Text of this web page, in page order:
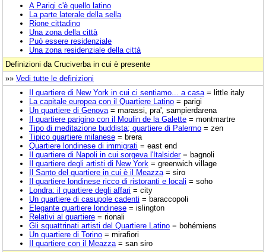
A Parigi c'è quello latino
La parte laterale della sella
Rione cittadino
Una zona della città
Può essere residenziale
Una zona residenziale della città
Definizioni da Cruciverba in cui è presente
»» Vedi tutte le definizioni
Il quartiere di New York in cui ci sentiamo... a casa = little italy
La capitale europea con il Quartiere Latino = parigi
Un quartiere di Genova = marassi, pra', sampierdarena
Il quartiere parigino con il Moulin de la Galette = montmartre
Tipo di meditazione buddista; quartiere di Palermo = zen
Tipico quartiere milanese = brera
Quartiere londinese di immigrati = east end
Il quartiere di Napoli in cui sorgeva l'Italsider= bagnoli
Il quartiere degli artisti di New York = greenwich village
Il Santo del quartiere in cui è il Meazza = siro
Il quartiere londinese ricco di ristoranti e locali = soho
Londra: il quartiere degli affari = city
Un quartiere di casupole cadenti = baraccopoli
Elegante quartiere londinese = islington
Relativi al quartiere = rionali
Gli squattrinati artisti del Quartiere Latino = bohémiens
Un quartiere di Torino = mirafiori
Il quartiere con il Meazza = san siro